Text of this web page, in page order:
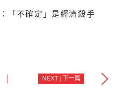
「不確定」是經濟殺手
NEXT | 下一篇